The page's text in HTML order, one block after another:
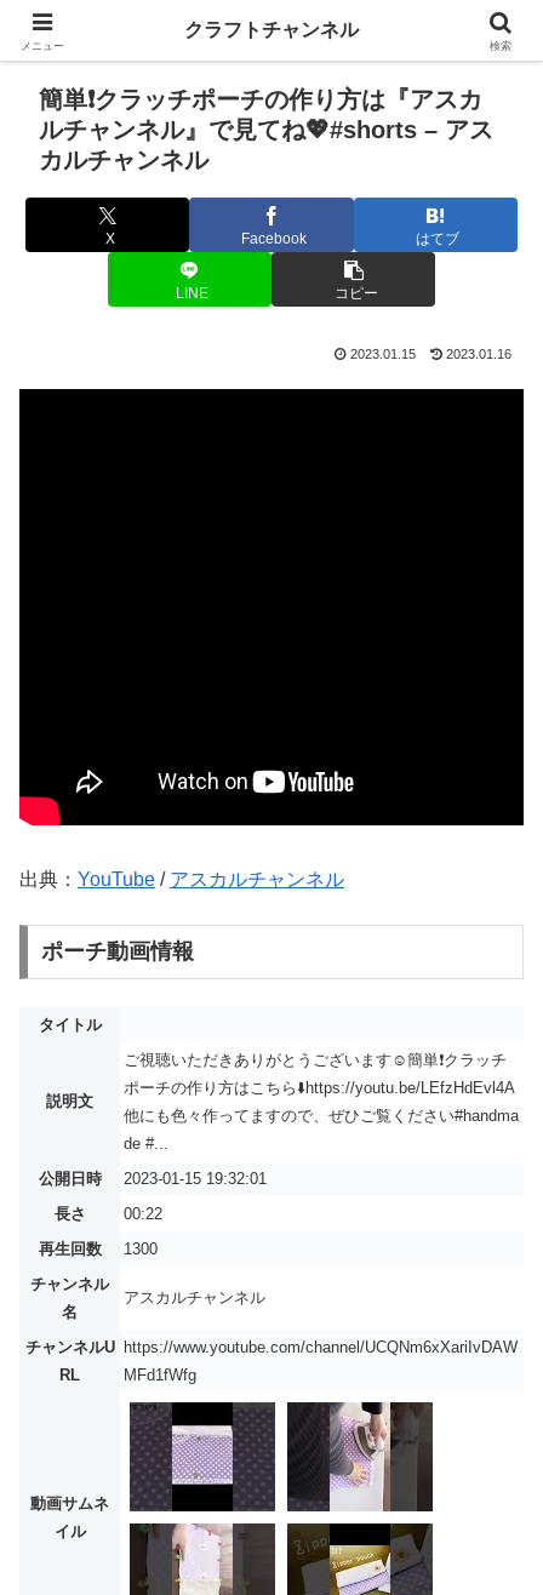
簡単❗️クラッチポーチの作り方は『アスカ
ルチャンネル』で見てね💖#shorts – アス
カルチャンネル
X Facebook はてブ
LINE コピー
2023.01.15 2023.01.16
出典： YouTube / アスカルチャンネル
ポーチ動画情報
タイトル
説明文
ご視聴いただきありがとうございます☺️簡単❗️クラッチ
ポーチの作り方はこちら⬇️https://youtu.be/LEfzHdEvl4A
他にも色々作ってますので、ぜひご覧ください#handma
de #...
公開日時
2023-01-15 19:32:01
長さ
00:22
再生回数
1300
チャンネル
名
アスカルチャンネル
チャンネルU
RL
https://www.youtube.com/channel/UCQNm6xXariIvDAW
MFd1fWfg
動画サムネ
イル
メニュー
クラフトチャンネル
検索